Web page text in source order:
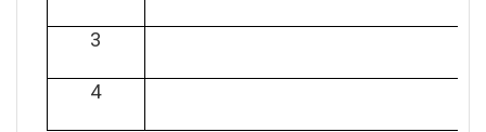
3
4